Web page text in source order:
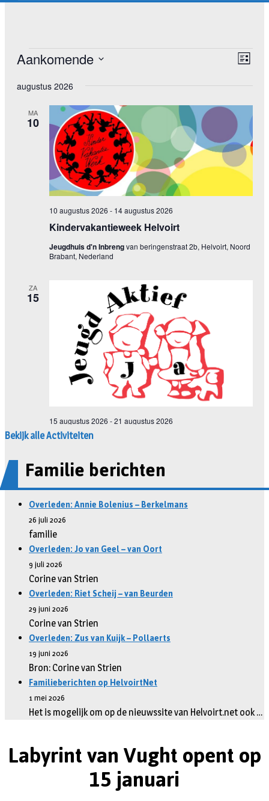
Bekijk alle Activiteiten
Familie berichten
Overleden: Annie Bolenius – Berkelmans
26 juli 2026
familie
Overleden: Jo van Geel – van Oort
9 juli 2026
Corine van Strien
Overleden: Riet Scheij – van Beurden
29 juni 2026
Corine van Strien
Overleden: Zus van Kuijk – Pollaerts
19 juni 2026
Bron: Corine van Strien
Familieberichten op HelvoirtNet
1 mei 2026
Het is mogelijk om op de nieuwssite van Helvoirt.net ook …
Labyrint van Vught opent op
15 januari